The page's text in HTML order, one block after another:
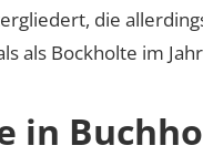
die
als Bockholte im
in